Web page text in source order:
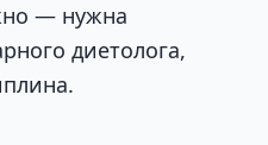
— нужна
диетолога,